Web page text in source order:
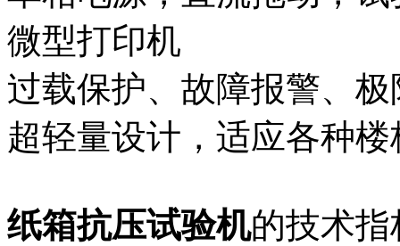
微型打印机
过载保护、故障报警、
超轻量设计，适应各种楼
纸箱抗压试验机的技术指